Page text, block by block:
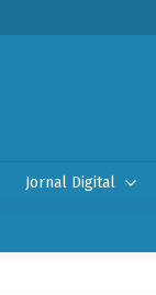
Jornal Digital